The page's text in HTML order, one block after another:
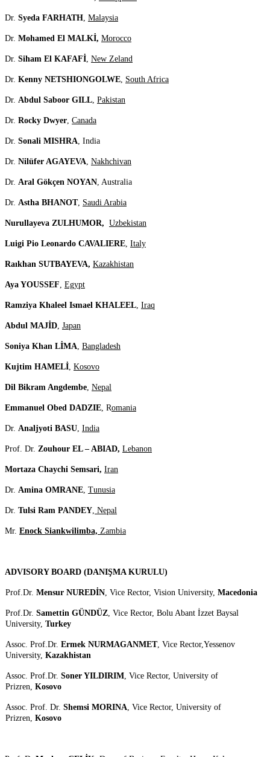
Dr. Syeda FARHATH, Malaysia
Dr. Mohamed El MALKİ, Morocco
Dr. Siham El KAFAFİ, New Zeland
Dr. Kenny NETSHIONGOLWE, South Africa
Dr. Abdul Saboor GILL, Pakistan
Dr. Rocky Dwyer, Canada
Dr. Sonali MISHRA, India
Dr. Nilüfer AGAYEVA, Nakhchivan
Dr. Aral Gökçen NOYAN, Australia
Dr. Astha BHANOT, Saudi Arabia
Nurullayeva ZULHUMOR, Uzbekistan
Luigi Pio Leonardo CAVALIERE, Italy
Raıkhan SUTBAYEVA, Kazakhistan
Aya YOUSSEF, Egypt
Ramziya Khaleel Ismael KHALEEL, Iraq
Abdul MAJİD, Japan
Soniya Khan LİMA, Bangladesh
Kujtim HAMELİ, Kosovo
Dil Bikram Angdembe, Nepal
Emmanuel Obed DADZIE, Romania
Dr. Analjyoti BASU, India
Prof. Dr. Zouhour EL – ABIAD, Lebanon
Mortaza Chaychi Semsari, Iran
Dr. Amina OMRANE, Tunusia
Dr. Tulsi Ram PANDEY, Nepal
Mr. Enock Siankwilimba, Zambia
ADVISORY BOARD (DANIŞMA KURULU)
Prof.Dr. Mensur NUREDİN, Vice Rector, Vision University, Macedonia
Prof.Dr. Samettin GÜNDÜZ, Vice Rector, Bolu Abant İzzet Baysal
University, Turkey
Assoc. Prof.Dr. Ermek NURMAGANMET, Vice Rector,Yessenov
University, Kazakhistan
Assoc. Prof.Dr. Soner YILDIRIM, Vice Rector, University of
Prizren, Kosovo
Assoc. Prof. Dr. Shemsi MORINA, Vice Rector, University of
Prizren, Kosovo